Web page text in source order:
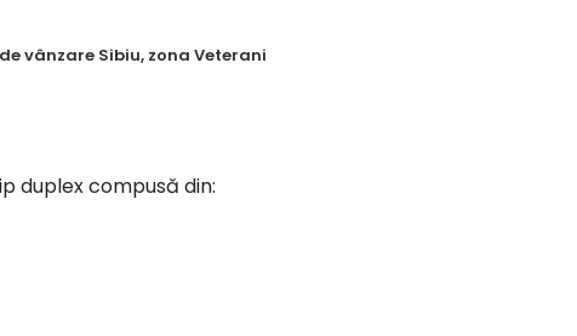
vânzare Sibiu, zona Veterani
duplex compusă din: